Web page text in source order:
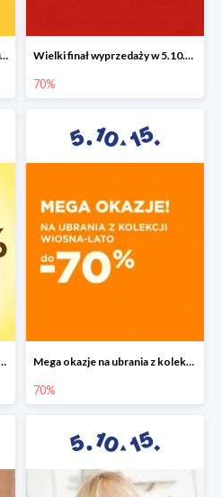
Dodatkowe -20% rabatu w 5.10.15 Wielki finał wyprzedaży w 5.10.15 do -70%
70%
rabatu w 5.10.15 Mega okazje na ubrania z kolekcji wiosna-lato do -70%
70%